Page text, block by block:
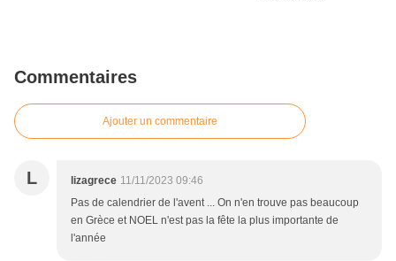
Commentaires
Ajouter un commentaire
L lizagrece 11/11/2023 09:46
Pas de calendrier de l'avent ... On n'en trouve pas beaucoup
en Grèce et NOEL n'est pas la fête la plus importante de
l'année